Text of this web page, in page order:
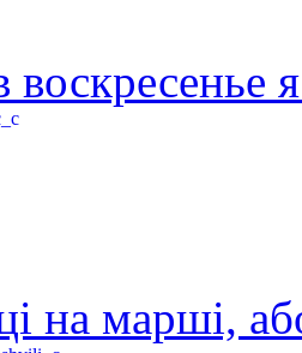
воскресенье
на марші,